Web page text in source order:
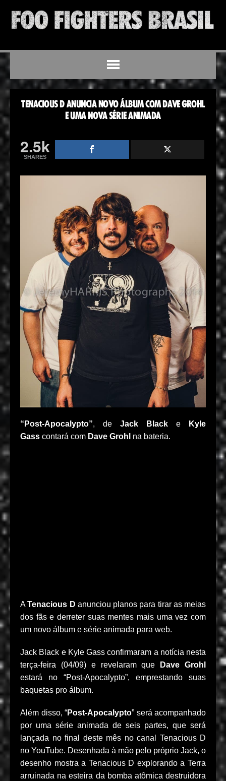
TENACIOUS D ANUNCIA NOVO ÁLBUM COM DAVE GROHL
E UMA NOVA SÉRIE ANIMADA
2.5k
SHARES
“Post-Apocalypto”, de Jack Black e
Kyle
Gass contará com Dave Grohl na bateria.
ATenacious D anunciou planos para tirar as meias
dos fãs e derreter suas mentes mais uma vez com
um novo álbum e série animada para web.
Jack Black e Kyle Gass confirmaram a notícia nesta
terça-feira (04/09) e revelaram que
Dave Grohl
estará no “Post-Apocalypto”, emprestando suas
baquetas pro álbum.
Além disso, “Post-Apocalypto” será acompanhado
por uma série animada de seis partes, que será
lançada no final deste mês no canal Tenacious D
no YouTube. Desenhada à mão pelo próprio Jack, o
desenho mostra a Tenacious D explorando a Terra
arruinada na esteira da bomba atômica destruidora